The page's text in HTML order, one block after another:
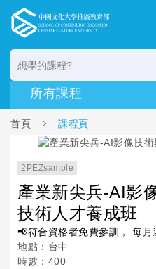
首頁 課程頁
2PEZsample
產業新尖兵-AI影
技術人才養成班
📢符合資格者免費參訓， 每月
地點：台中
時數：400